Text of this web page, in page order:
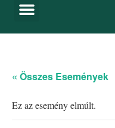
« Összes Események
Ez az esemény elmúlt.